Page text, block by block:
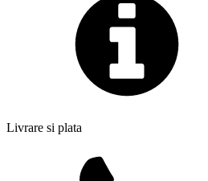
Livrare si plata